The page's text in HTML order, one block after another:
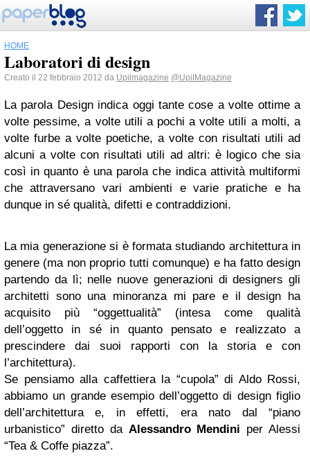
HOME
Laboratori di design
Creato il 22 febbraio 2012 da Upilmagazine @UpilMagazine
La parola Design indica oggi tante cose a volte ottime a
volte pessime, a volte utili a pochi a volte utili a molti, a
volte furbe a volte poetiche, a volte con risultati utili ad
alcuni a volte con risultati utili ad altri: è logico che sia
così in quanto è una parola che indica attività multiformi
che attraversano vari ambienti e varie pratiche e ha
dunque in sé qualità, difetti e contraddizioni.
La mia generazione si è formata studiando architettura in
genere (ma non proprio tutti comunque) e ha fatto design
partendo da lì; nelle nuove generazioni di designers gli
architetti sono una minoranza mi pare e il design ha
acquisito più “oggettualità” (intesa come qualità
dell’oggetto in sé in quanto pensato e realizzato a
prescindere dai suoi rapporti con la storia e con
l’architettura).
Se pensiamo alla caffettiera la “cupola” di Aldo Rossi,
abbiamo un grande esempio dell’oggetto di design figlio
dell’architettura e, in effetti, era nato dal “piano
urbanistico” diretto da Alessandro Mendini per Alessi
“Tea & Coffe piazza”.